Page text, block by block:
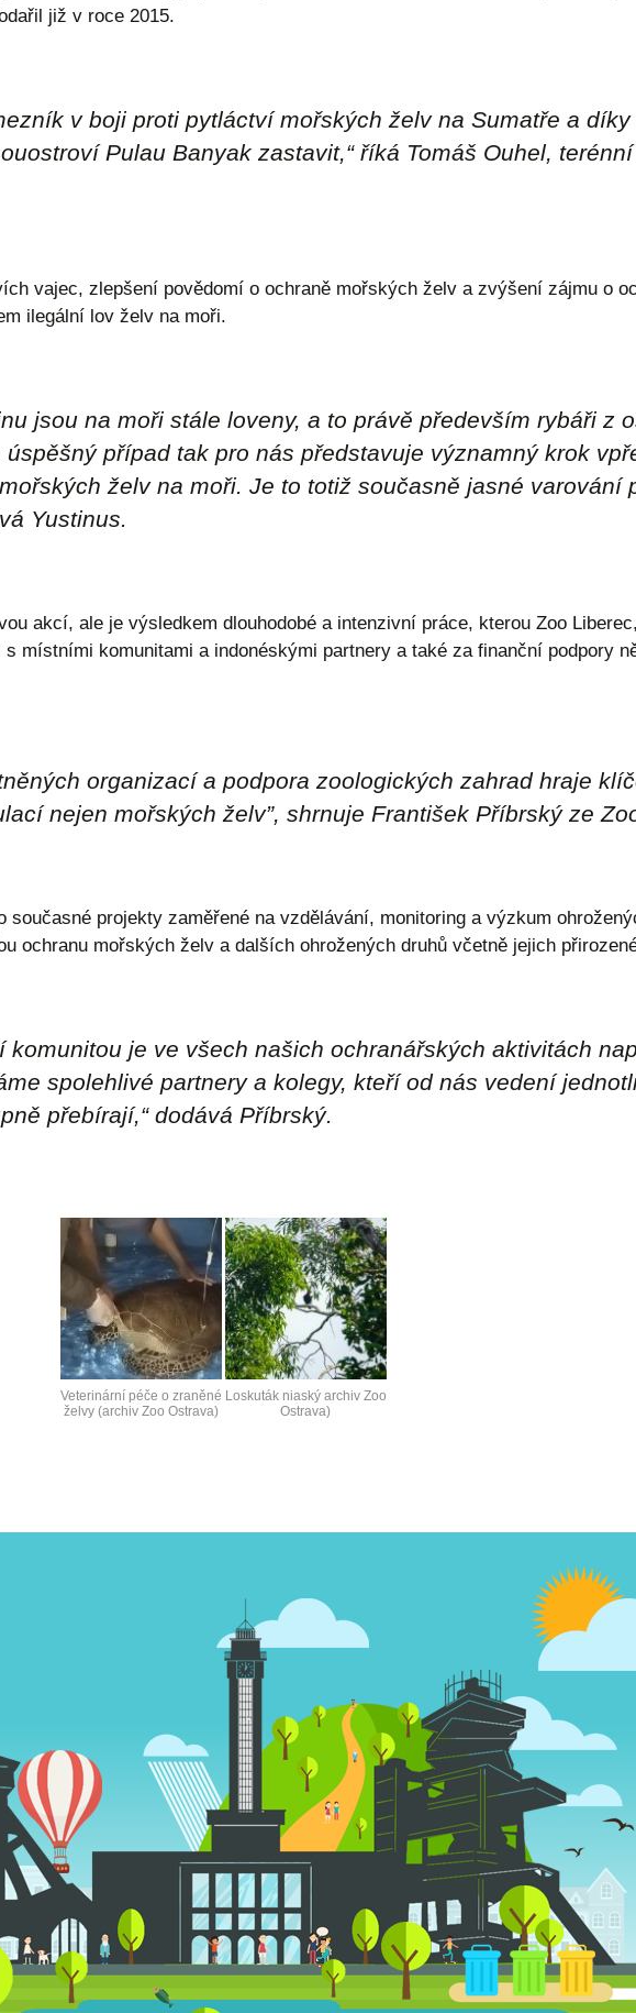
již v roce 2015.
v boji proti pytláctví mořských želv na Sumatře a
Pulau Banyak zastavit,“ říká Tomáš Ouhel,
vajec, zlepšení povědomí o ochraně mořských želv a zvýšení zájmu o
ilegální lov želv na moři.
jsou na moři stále loveny, a to právě především rybáři z
případ tak pro nás představuje významný krok
želv na moři. Je to totiž současně jasné varování
Yustinus.
akcí, ale je výsledkem dlouhodobé a intenzivní práce, kterou Zoo
místními komunitami a indonéskými partnery a také za finanční podpory
organizací a podpora zoologických zahrad hraje
nejen mořských želv”, shrnuje František Příbrský ze
projekty zaměřené na vzdělávání, monitoring a výzkum
ochranu mořských želv a dalších ohrožených druhů včetně jejich
komunitou je ve všech našich ochranářských aktivitách
spolehlivé partnery a kolegy, kteří od nás vedení
přebírají,“ dodává Příbrský.
Veterinární péče o zraněné
želvy (archiv Zoo Ostrava)
Loskuták niaský archiv Zoo
Ostrava)